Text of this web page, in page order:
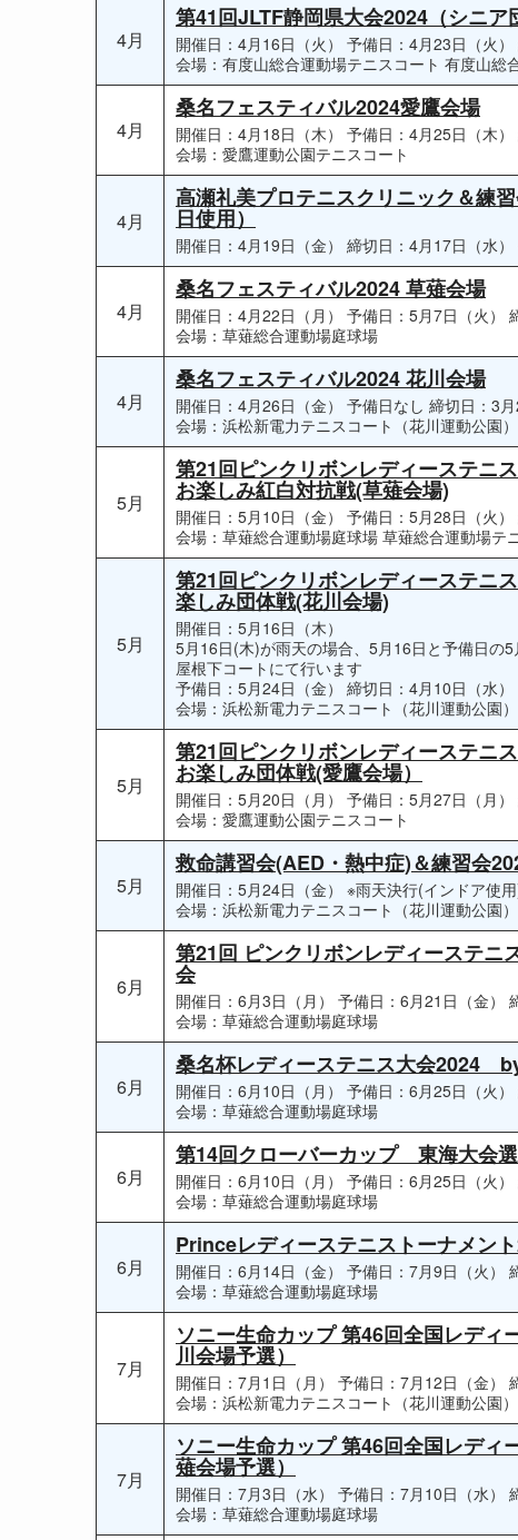
4月
第41回JLTF静岡県大会2024（シニア
開催日：4月16日（火） 予備日：4月23日（火）
会場：有度山総合運動場テニスコート 有度山総
4月
桑名フェスティバル2024愛鷹会場
開催日：4月18日（木） 予備日：4月25日（木）
会場：愛鷹運動公園テニスコート
4月
高瀬礼美プロテニスクリニック＆練
日使用）
開催日：4月19日（金） 締切日：4月17日（水）
4月
桑名フェスティバル2024 草薙会場
開催日：4月22日（月） 予備日：5月7日（火）
会場：草薙総合運動場庭球場
4月
桑名フェスティバル2024 花川会場
開催日：4月26日（金） 予備日なし 締切日：3月
会場：浜松新電力テニスコート（花川運動公園）
5月
第21回ピンクリボンレディーステニ
お楽しみ紅白対抗戦(草薙会場)
開催日：5月10日（金） 予備日：5月28日（火）
会場：草薙総合運動場庭球場 草薙総合運動場テ
5月
第21回ピンクリボンレディーステニ
楽しみ団体戦(花川会場)
開催日：5月16日（木）
5月16日(木)が雨天の場合、5月16日と予備日の
屋根下コートにて行います
予備日：5月24日（金）
締切日：4月10日（水）
会場：浜松新電力テニスコート（花川運動公園）
5月
第21回ピンクリボンレディーステニ
お楽しみ団体戦(愛鷹会場）
開催日：5月20日（月） 予備日：5月27日（月）
会場：愛鷹運動公園テニスコート
5月
救命講習会(AED・熱中症)＆練習会
開催日：5月24日（金） ※雨天決行(インドア使
会場：浜松新電力テニスコート（花川運動公園）
6月
第21回 ピンクリボンレディーステ
会
開催日：6月3日（月） 予備日：6月21日（金）
会場：草薙総合運動場庭球場
6月
桑名杯レディーステニス大会2024
開催日：6月10日（月） 予備日：6月25日（火）
会場：草薙総合運動場庭球場
6月
第14回クローバーカップ 東海大会
開催日：6月10日（月） 予備日：6月25日（火）
会場：草薙総合運動場庭球場
6月
Princeレディーステニストーナメン
開催日：6月14日（金） 予備日：7月9日（火）
会場：草薙総合運動場庭球場
7月
ソニー生命カップ 第46回全国レディ
川会場予選）
開催日：7月1日（月） 予備日：7月12日（金）
会場：浜松新電力テニスコート（花川運動公園）
7月
ソニー生命カップ 第46回全国レディ
薙会場予選）
開催日：7月3日（水） 予備日：7月10日（水）
会場：草薙総合運動場庭球場